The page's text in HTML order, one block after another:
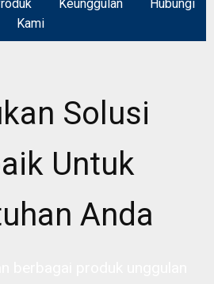
Keunggulan
Hubungi
Kami
Solusi
Untuk
Anda